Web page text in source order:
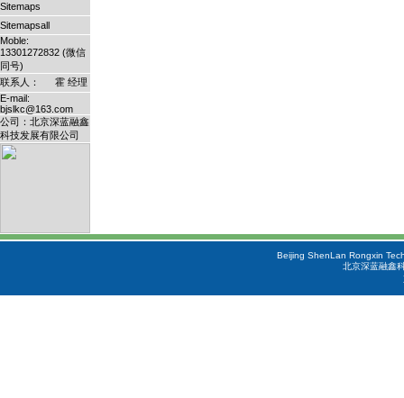
Sitemaps
Sitemapsall
Moble:
13301272832 (微信
同号)
联系人： 霍 经理
E-mail:
bjslkc@163.com
公司：北京深蓝融鑫
科技发展有限公司
Beijing ShenLan Rongxin
北京深蓝融鑫